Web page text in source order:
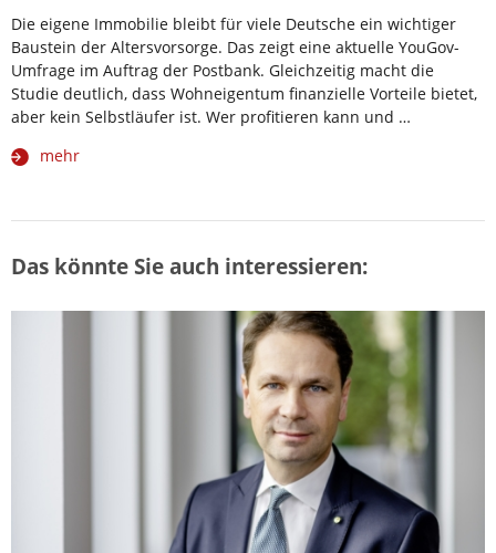
Die eigene Immobilie bleibt für viele Deutsche ein wichtiger
Baustein der Altersvorsorge. Das zeigt eine aktuelle YouGov-
Umfrage im Auftrag der Postbank. Gleichzeitig macht die
Studie deutlich, dass Wohneigentum finanzielle Vorteile bietet,
aber kein Selbstläufer ist. Wer profitieren kann und …
mehr
Das könnte Sie auch interessieren: